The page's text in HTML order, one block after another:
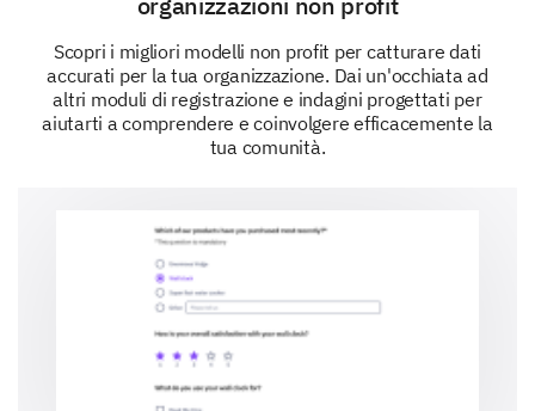
How often do you visit the library?
Which reading formats do you prefer? Select all
Scopri i migliori modelli non profit per catturare dati
accurati per la tua organizzazione. Dai un'occhiata ad
altri moduli di registrazione e indagini progettati per
aiutarti a comprendere e coinvolgere efficacemente la
tua comunità.